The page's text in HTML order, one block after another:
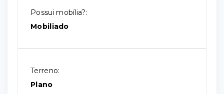
Possui mobília?:
Mobiliado
Terreno:
Plano